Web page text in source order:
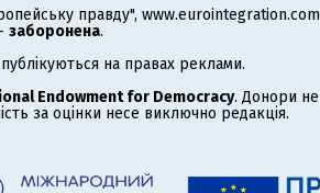
правду",
заборонена.
публікуються на правах реклами.
Endowment for Democracy. Донори
за оцінки несе виключно редакція.